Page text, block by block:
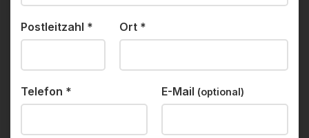
Postleitzahl * Ort *
Telefon * E-Mail (optional)